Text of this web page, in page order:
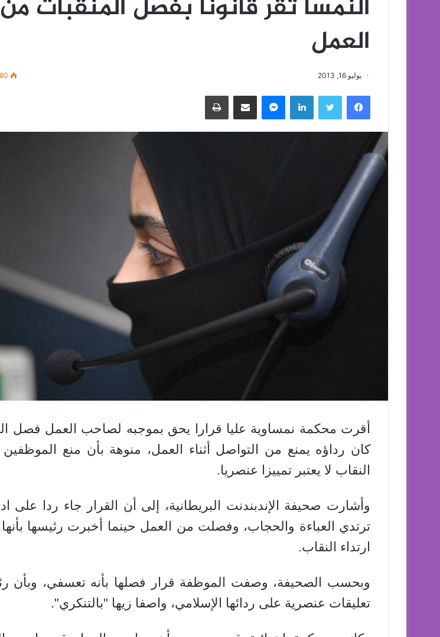
النمسا تقر قانونا بفصل المنقبات من
العمل
يوليو 16, 2013
فيسبوك تويتر لينكدإن ماسنجر مشاركة عبر البريد طباعة
أقرت محكمة نمساوية عليا قرارا يحق بموجبه لصاحب العمل فصل
كان رداؤه يمنع من التواصل أثناء العمل، منوهة بأن منع الموظفين
النقاب لا يعتبر تمييزا عنصريا.
وأشارت صحيفة الإندبندنت البريطانية، إلى أن القرار جاء ردا على
ترتدي العباءة والحجاب، وفصلت من العمل حينما أخبرت رئيسها
ارتداء النقاب.
وبحسب الصحيفة، وصفت الموظفة قرار فصلها بأنه تعسفي، وبأن
تعليقات عنصرية على ردائها الإسلامي، واصفا زيها "بالتنكري".